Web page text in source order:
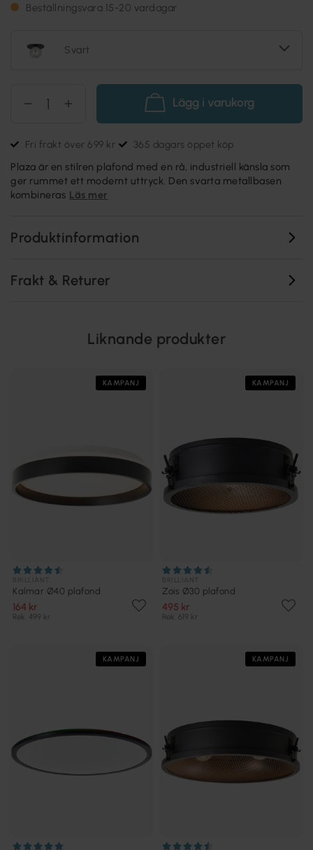
Beställningsvara 15-20 vardagar
Svart
Lägg i varukorg
Fri frakt över 699 kr 365 dagars öppet köp
Plaza är en stilren plafond med en rå, industriell känsla som
ger rummet ett modernt uttryck. Den svarta metallbasen
kombineras Läs mer
Produktinformation
Frakt & Returer
Liknande produkter
KAMPANJ
Kalmar Ø40 plafond
164 kr
Rek. 499 kr
KAMPANJ
Zois Ø30 plafond
495 kr
Rek. 619 kr
KAMPANJ KAMPANJ